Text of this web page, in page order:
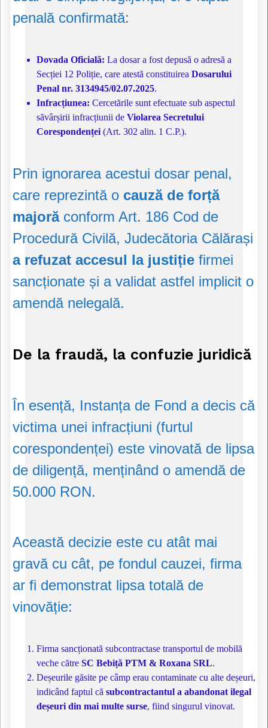
penală confirmată:
Dovada Oficială: La dosar a fost depusă o adresă a
Secției 12 Poliție, care atestă constituirea Dosarului
Penal nr. 3134945/02.07.2025.
Infracțiunea: Cercetările sunt efectuate sub aspectul
săvârșirii infracțiunii de Violarea Secretului
Corespondenței (Art. 302 alin. 1 C.P.).
Prin ignorarea acestui dosar penal,
care reprezintă o cauză de forță
majorăconform Art. 186 Cod de
Procedură Civilă, Judecătoria Călărași
a refuzat accesul la justiție firmei
sancționate și a validat astfel implicit o
amendă nelegală.
De la fraudă, la confuzie juridică
În esență, Instanța de Fond a decis că
victima unei infracțiuni (furtul
corespondenței) este vinovată de lipsa
de diligență, menținând o amendă de
50.000 RON.
Această decizie este cu atât mai
gravă cu cât, pe fondul cauzei, firma
ar fi demonstrat lipsa totală de
vinovăție:
Firma sancționată subcontractase transportul de mobilă
veche către SC Bebiță PTM & Roxana SRL.
Deșeurile găsite pe câmp erau contaminate cu alte deșeuri,
indicând faptul că subcontractantul a abandonat ilegal
deșeuri din mai multe surse, fiind singurul vinovat.